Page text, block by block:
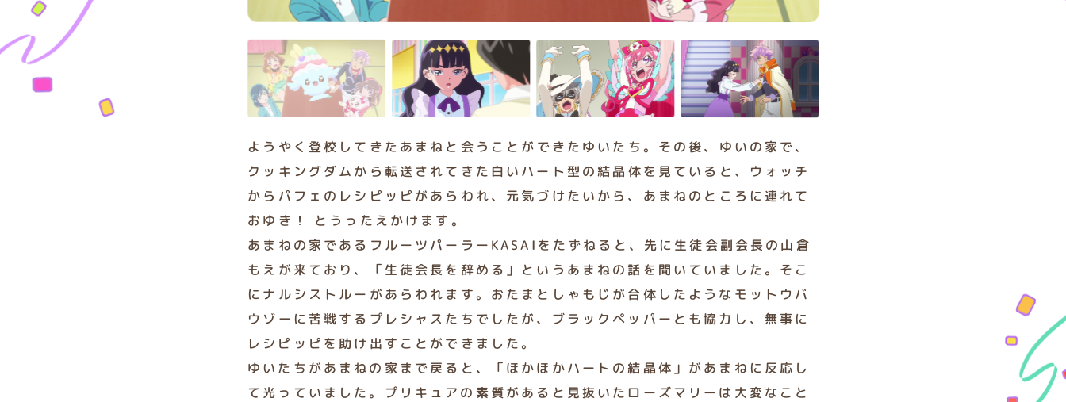
ようやく登校してきたあまねと会うことができたゆいたち。その後、ゆいの家で、
クッキングダムから転送されてきた白いハート型の結晶体を見ていると、ウォッチ
からパフェのレシピッピがあらわれ、元気づけたいから、あまねのところに連れて
おゆき！ とうったえかけます。
あまねの家であるフルーツパーラーKASAIをたずねると、先に生徒会副会長の山倉
もえが来ており、「生徒会長を辞める」というあまねの話を聞いていました。そこ
にナルシストルーがあらわれます。おたまとしゃもじが合体したようなモットウバ
ウゾーに苦戦するプレシャスたちでしたが、ブラックペッパーとも協力し、無事に
レシピッピを助け出すことができました。
ゆいたちがあまねの家まで戻ると、「ほかほかハートの結晶体」があまねに反応し
て光っていました。プリキュアの素質があると見抜いたローズマリーは大変なこと